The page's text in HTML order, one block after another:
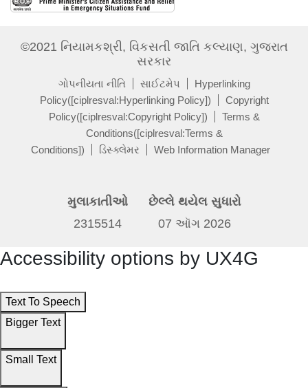
©2021 નિયામકશ્રી, વિકસતી જાતિ કલ્યાણ, ગુજરાત
સરકાર
ગોપનીયતા નીતિ સાઈટમેપ
Hyperlinking
Policy([ciplresval:Hyperlinking Policy])
Copyright
Policy([ciplresval:Copyright Policy])
Terms &
Conditions([ciplresval:Terms &
Conditions])
ડિસ્ક્લેમર Web Information Manager
મુલાકાતીઓ
2315514
છેલ્લે થયેલ સુધારો
07 ઑગ 2026
Accessibility options by UX4G
Text To Speech
Bigger Text
Small Text